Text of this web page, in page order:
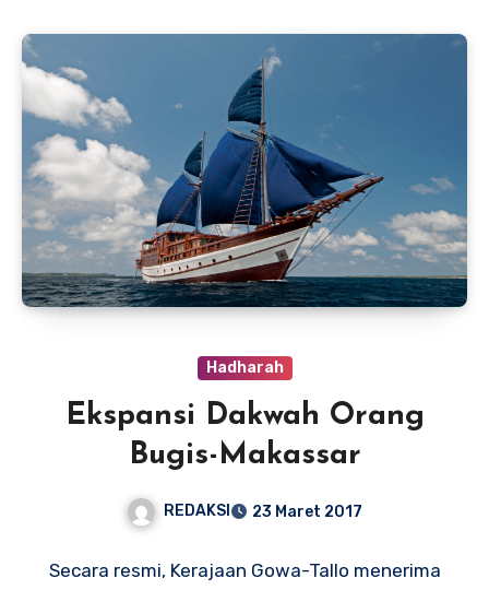
Hadharah
Ekspansi Dakwah Orang
Bugis-Makassar
REDAKSI 23 Maret 2017
Secara resmi, Kerajaan Gowa-Tallo menerima